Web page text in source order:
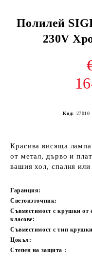
Полилей
230V
Код: 27010
Красива висяща
от метал, дърво и
вашия хол, спалня или
Гаранция:
Светоизточник:
Съвместимост с крушки от
класове:
Съвместимост с тип
Цокъл:
Степен на защита :